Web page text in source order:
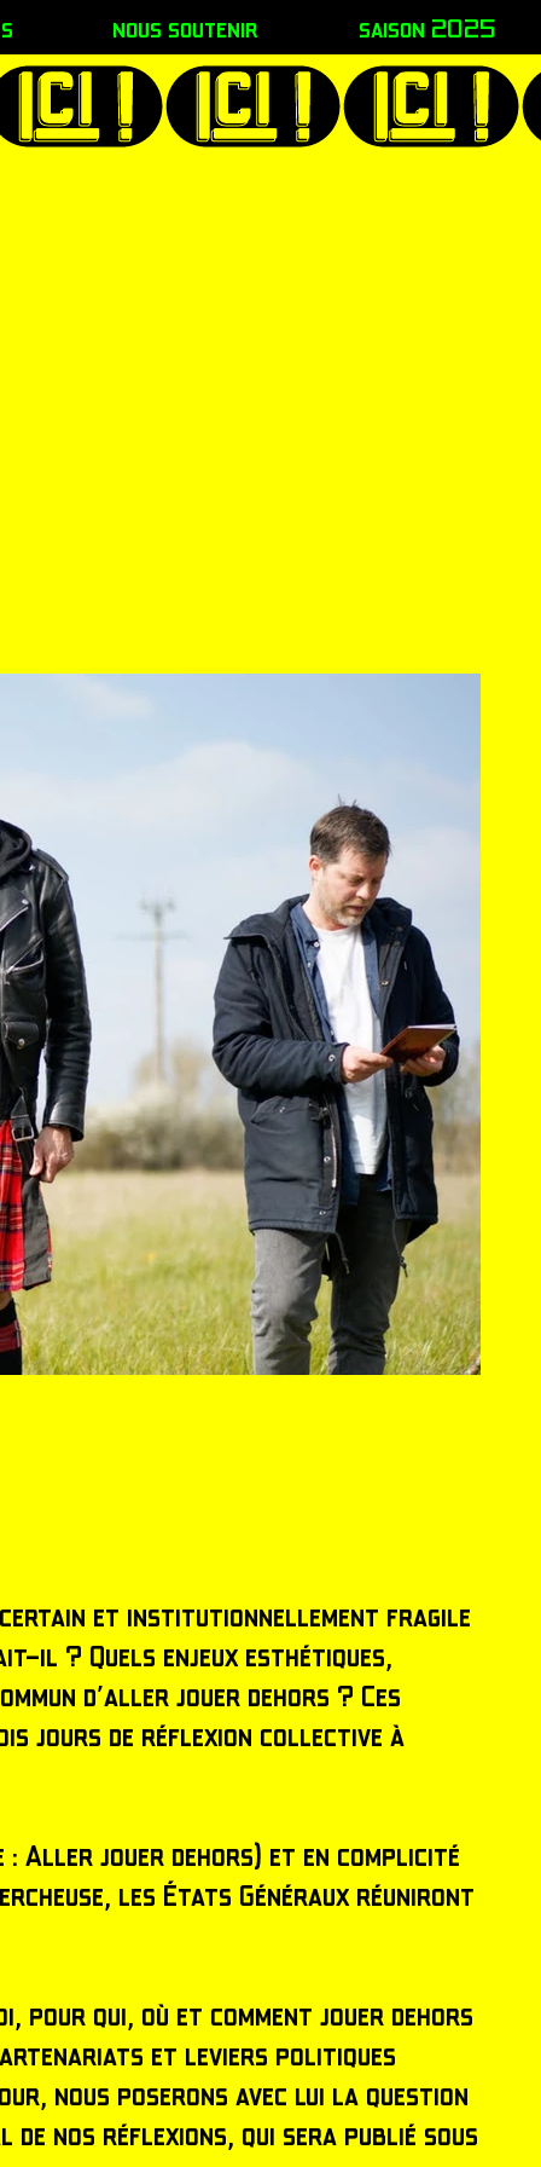
nous soutenir saison 2025
et institutionnellement fragile
il ? Quels enjeux esthétiques,
d’aller jouer dehors ? Ces
jours de réflexion collective à
: Aller jouer dehors) et en complicité
les États Généraux réuniront
pour qui, où et comment jouer dehors
et leviers politiques
nous poserons avec lui la question
nos réflexions, qui sera publié sous